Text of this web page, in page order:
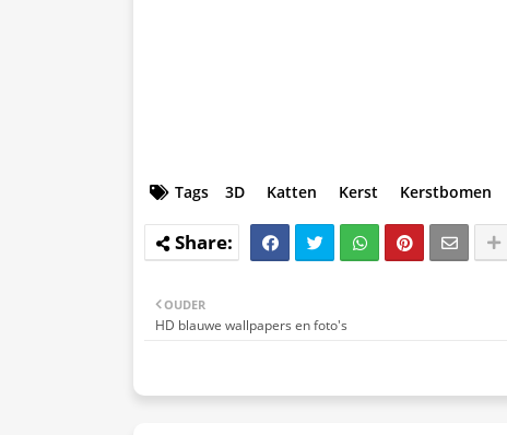
Tags 3D Katten Kerst Kerstbomen
OUDER
HD blauwe wallpapers en foto's